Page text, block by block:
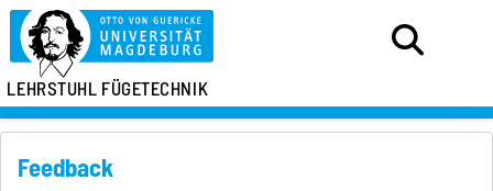
LEHRSTUHL FÜGETECHNIK
Feedback